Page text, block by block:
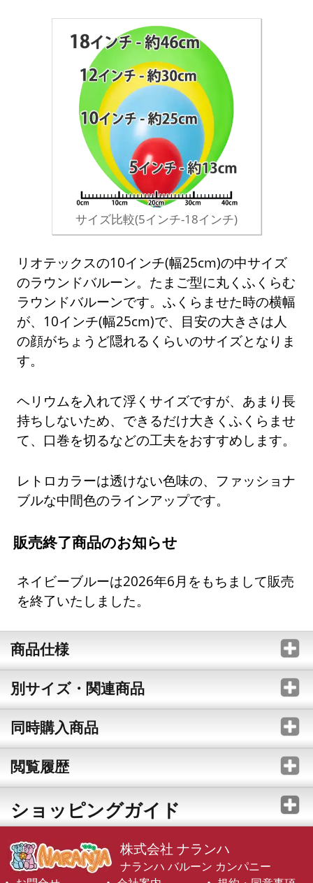
サイズ比較(5インチ-18インチ)
リオテックスの10インチ(幅25cm)の中サイズ
のラウンドバルーン。たまご型に丸くふくらむ
ラウンドバルーンです。ふくらませた時の横幅
が、10インチ(幅25cm)で、目安の大きさは人
の顔がちょうど隠れるくらいのサイズとなりま
す。
ヘリウムを入れて浮くサイズですが、あまり長
持ちしないため、できるだけ大きくふくらませ
て、口巻を切るなどの工夫をおすすめします。
レトロカラーは透けない色味の、ファッショナ
ブルな中間色のラインアップです。
販売終了商品のお知らせ
ネイビーブルーは2026年6月をもちまして販売
を終了いたしました。
商品仕様
別サイズ・関連商品
同時購入商品
閲覧履歴
ショッピングガイド
株式会社 ナランハ
ナランハ バルーン カンパニー